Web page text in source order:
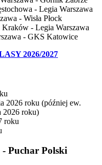
- Legia Warszawa
- Wisła Płock
- Legia Warszawa
- GKS Katowice
2026/2027
2026 roku (później ew.
2026 roku)
roku
Puchar Polski